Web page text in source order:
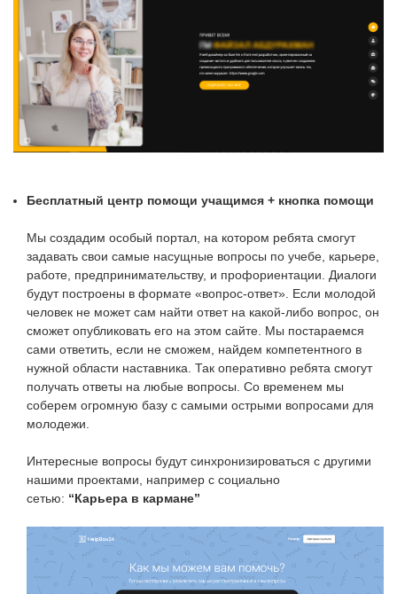
Бесплатный центр помощи учащимся + кнопка помощи
Мы создадим особый портал, на котором ребята смогут
задавать свои самые насущные вопросы по учебе, карьере,
работе, предпринимательству, и профориентации. Диалоги
будут построены в формате «вопрос-ответ». Если молодой
человек не может сам найти ответ на какой-либо вопрос, он
сможет опубликовать его на этом сайте. Мы постараемся
сами ответить, если не сможем, найдем компетентного в
нужной области наставника. Так оперативно ребята смогут
получать ответы на любые вопросы. Со временем мы
соберем огромную базу с самыми острыми вопросами для
молодежи.
Интересные вопросы будут синхронизироваться с другими
нашими проектами, например с социально
сетью: “Карьера в кармане”